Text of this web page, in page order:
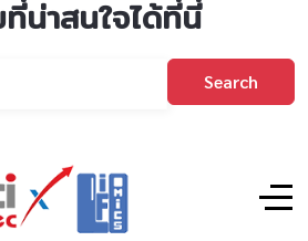
น่าสนใจได้ที่นี่
Search